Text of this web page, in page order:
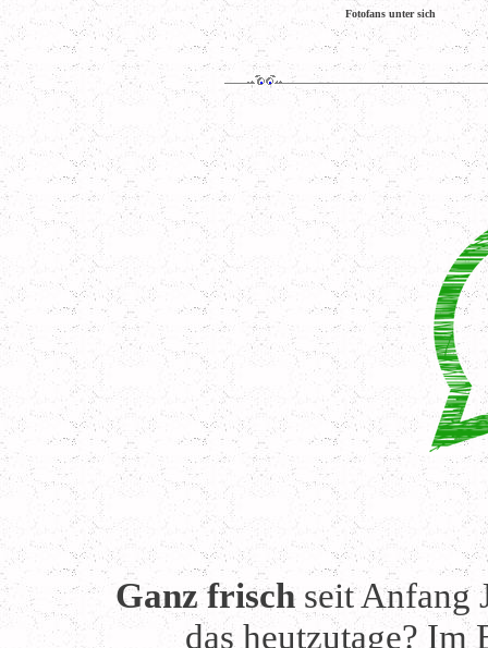
Fotofans unter sich
Ganz frischseit Anfang
das heutzutage? Im